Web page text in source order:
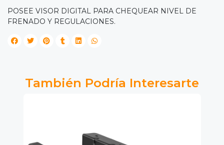
POSEE VISOR DIGITAL PARA CHEQUEAR NIVEL DE
FRENADO Y REGULACIONES.
También Podría Interesarte